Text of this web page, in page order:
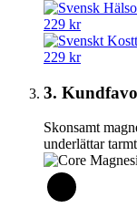
229 kr
229 kr
3.
Skonsamt
underlättar